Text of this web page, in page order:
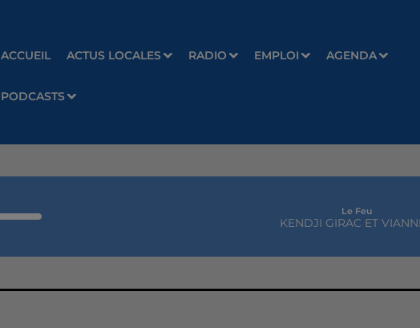
ACCUEIL ACTUS LOCALES RADIO EMPLOI AGENDA
PODCASTS
Le Feu
KENDJI GIRAC ET